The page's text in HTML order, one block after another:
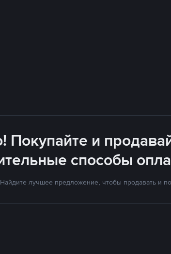
Покупайте и
способы
лучшее предложение, чтобы продавать и